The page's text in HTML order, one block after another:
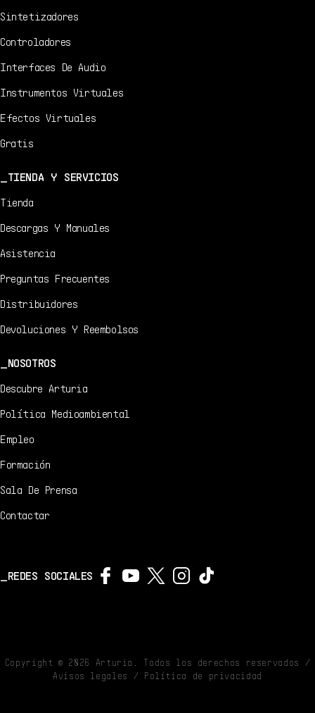
Sintetizadores
Controladores
Interfaces De Audio
Instrumentos Virtuales
Efectos Virtuales
Gratis
TIENDA Y SERVICIOS
Tienda
Descargas Y Manuales
Asistencia
Preguntas Frecuentes
Distribuidores
Devoluciones Y Reembolsos
NOSOTROS
Descubre Arturia
Política Medioambiental
Empleo
Formación
Sala De Prensa
Contactar
REDES SOCIALES
Copyright © 2026
Arturia. Todos los derechos reservados /
Avisos legales
/ Política de privacidad